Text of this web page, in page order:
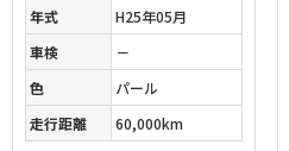
年式
H25年05月
車検
－
色
パール
走行距離
60,000km